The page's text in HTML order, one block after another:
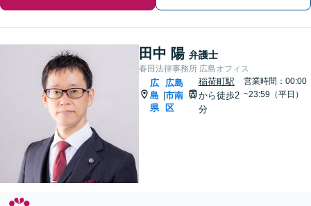
田中 陽 弁護士
春田法律事務所 広島オフィス
広
島
県
広島
市南
区
稲荷町駅
から徒歩2
分
営業時間：00:00
~23:59（平日）